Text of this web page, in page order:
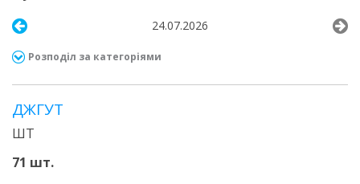
24.07.2026
Розподіл за категоріями
ДЖГУТ
ШТ
71 шт.